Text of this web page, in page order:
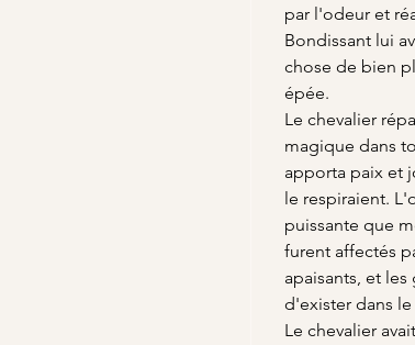
par l'odeur et
Bondissant lui
chose de bien
épée.
Le chevalier
magique dans
apporta paix et
le respiraient.
puissante que
furent affectés
apaisants, et les
d'exister dans le
Le chevalier